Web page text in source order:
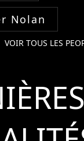
Nolan
VOIR TOUS LES